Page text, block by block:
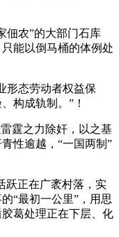
农”的大部门石库
能以倒马桶的体例处
态劳动者权益保
构成轨制。”！
霆之力除奸，以之基
性逾越，“一国两制”
正在广袤村落，实
“最初一公里”，用思
葛处理正在下层、化